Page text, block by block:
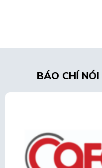
BÁO CHÍ NÓI